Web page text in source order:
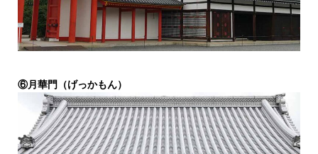
⑥月華門（げっかもん）